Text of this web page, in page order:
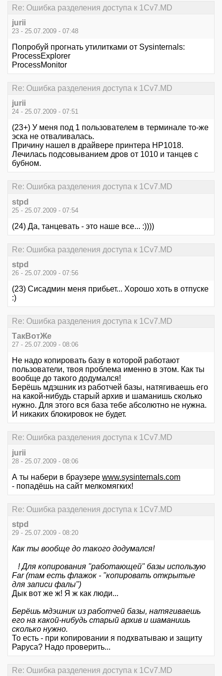
Re: Ошибка разделения доступа к 1Cv7.MD
jurii
23 - 25.07.2009 - 07:48
Попробуй прогнать утилитками от Sysinternals:
ProcessExplorer
ProcessMonitor
Re: Ошибка разделения доступа к 1Cv7.MD
jurii
24 - 25.07.2009 - 07:51
(23+) У меня под 1 пользователем в терминале то-же
эска не отваливалась.
Причину нашел в драйвере принтера HP1018.
Лечилась подсовыванием дров от 1010 и танцев с
бубном.
Re: Ошибка разделения доступа к 1Cv7.MD
stpd
25 - 25.07.2009 - 07:54
(24) Да, танцевать - это наше все... :))))
Re: Ошибка разделения доступа к 1Cv7.MD
stpd
26 - 25.07.2009 - 07:56
(23) Сисадмин меня прибьет... Хорошо хоть в отпуске
:)
Re: Ошибка разделения доступа к 1Cv7.MD
ТакВотЖе
27 - 25.07.2009 - 08:06
Не надо копировать базу в которой работают
пользователи, твоя проблема именно в этом. Как ты
вообще до такого додумался!
Берёшь мдэшник из работчей базы, натягиваешь его
на какой-нибудь старый архив и шаманишь сколько
нужно. Для этого вся база тебе абсолютно не нужна.
И никаких блокировок не будет.
Re: Ошибка разделения доступа к 1Cv7.MD
jurii
28 - 25.07.2009 - 08:06
А ты набери в браузере www.sysinternals.com
- попадёшь на сайт мелкомягких!
Re: Ошибка разделения доступа к 1Cv7.MD
stpd
29 - 25.07.2009 - 08:20
Как ты вообще до такого додумался!
! Для копирования "работающей" базы использую
Far (там есть флажок - "копировать открытые
для записи фалы")
Дык вот же ж! Я ж как люди...
Берёшь мдэшник из работчей базы, натягиваешь
его на какой-нибудь старый архив и шаманишь
сколько нужно.
То есть - при копировании я подхватываю и защиту
Раруса? Надо проверить...
Re: Ошибка разделения доступа к 1Cv7.MD